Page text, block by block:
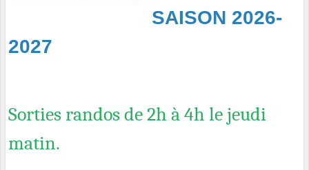
SAISON 2026-
2027
Sorties randos de 2h à 4h le jeudi
matin.